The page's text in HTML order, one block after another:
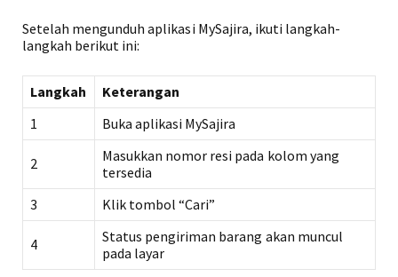
Setelah mengunduh aplikasi MySajira, ikuti langkah-
langkah berikut ini:
Langkah
Keterangan
1
Buka aplikasi MySajira
2
Masukkan nomor resi pada kolom yang
tersedia
3
Klik tombol “Cari”
4
Status pengiriman barang akan muncul
pada layar